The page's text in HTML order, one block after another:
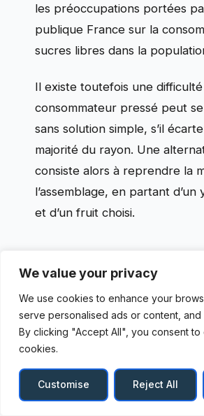
We value your privacy
We use cookies to enhance your
serve personalised ads or content, and
By clicking "Accept All", you consent to
cookies.
Customise Reject All
les préoccupations portées
publique France sur la
sucres libres dans la
Il existe toutefois une
consommateur pressé peut
sans solution simple, s’il
majorité du rayon. Une
consiste alors à reprendre la
l’assemblage, en partant
et d’un fruit choisi.
fruits industriels :
main sur la fraîcheur
et la qualité des
recommandée par les
nutrition, consiste à acheter